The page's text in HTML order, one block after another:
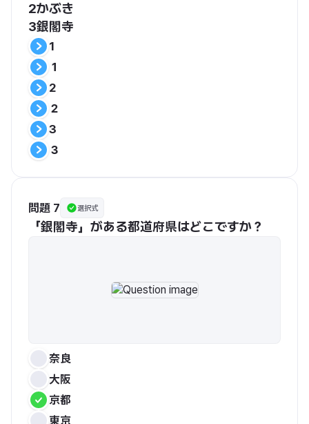
2かぶき
3銀閣寺
1
１
2
２
3
３
問題 7 選択式
「銀閣寺」がある都道府県はどこですか？
奈良
大阪
京都
東京